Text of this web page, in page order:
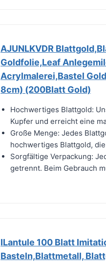
AJUNLKVDR
Goldfolie,Leaf
Acrylmalerei,Bastel
8cm) (200Blatt Gold)
Hochwertiges Blattgold:
Kupfer und erreicht eine
Große Menge: Jedes
hochwertiges Blattgold,
Sorgfältige Verpackung:
getrennt. Beim Gebrauch
ILantule 100 Blatt
Basteln,Blattmetall,